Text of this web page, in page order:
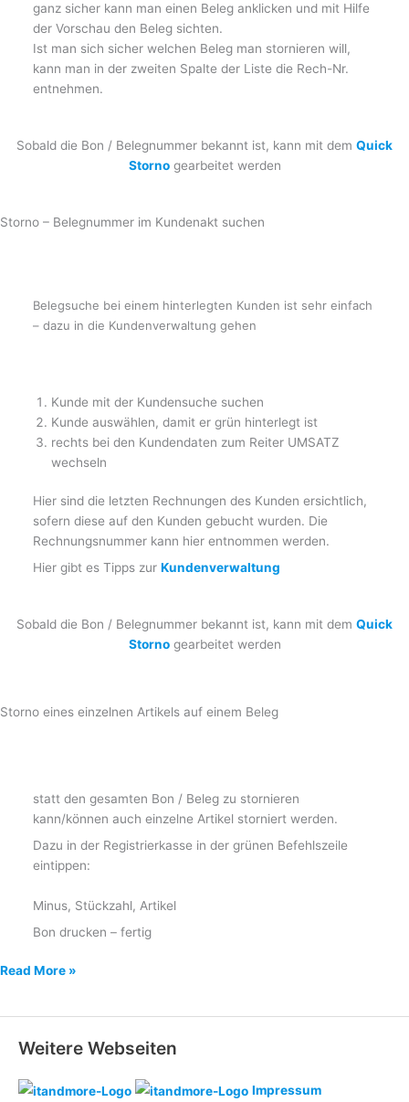
ganz sicher kann man einen Beleg anklicken und mit Hilfe
der Vorschau den Beleg sichten.
Ist man sich sicher welchen Beleg man stornieren will,
kann man in der zweiten Spalte der Liste die Rech-Nr.
entnehmen.
Sobald die Bon / Belegnummer bekannt ist, kann mit dem Quick
Stornogearbeitet werden
Storno – Belegnummer im Kundenakt suchen
Belegsuche bei einem hinterlegten Kunden ist sehr einfach
– dazu in die Kundenverwaltung gehen
Kunde mit der Kundensuche suchen
Kunde auswählen, damit er grün hinterlegt ist
rechts bei den Kundendaten zum Reiter UMSATZ
wechseln
Hier sind die letzten Rechnungen des Kunden ersichtlich,
sofern diese auf den Kunden gebucht wurden. Die
Rechnungsnummer kann hier entnommen werden.
Hier gibt es Tipps zur Kundenverwaltung
Sobald die Bon / Belegnummer bekannt ist, kann mit dem Quick
Stornogearbeitet werden
Storno eines einzelnen Artikels auf einem Beleg
statt den gesamten Bon / Beleg zu stornieren
kann/können auch einzelne Artikel storniert werden.
Dazu in der Registrierkasse in der grünen Befehlszeile
eintippen:
Minus, Stückzahl, Artikel
Bon drucken – fertig
Stornovorgang
Read More »
Weitere Webseiten
Impressum